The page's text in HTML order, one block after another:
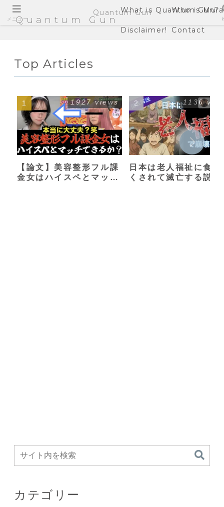
Quantum Gun
What is Quantum Gun?
Who is
Disclaimer! Contact
Top Articles
【論文】美容整形フル課
金女はハイスペとマッチ
1927 views
日本は老人福祉に食い
くされて滅亡する説
1136
カテゴリー
メニュー
Quantum Gun